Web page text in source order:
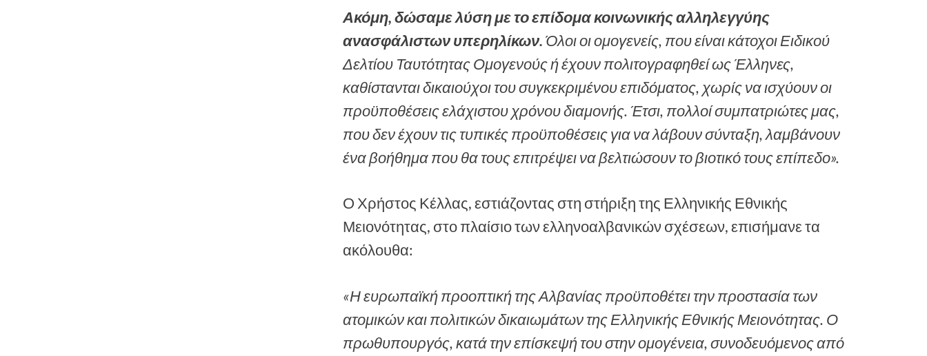
Ακόμη, δώσαμε λύση με το επίδομα κοινωνικής αλληλεγγύης
ανασφάλιστων υπερηλίκων.Όλοι οι ομογενείς, που είναι κάτοχοι Ειδικού
Δελτίου Ταυτότητας Ομογενούς ή έχουν πολιτογραφηθεί ως Έλληνες,
καθίστανται δικαιούχοι του συγκεκριμένου επιδόματος, χωρίς να ισχύουν οι
προϋποθέσεις ελάχιστου χρόνου διαμονής. Έτσι, πολλοί συμπατριώτες μας,
που δεν έχουν τις τυπικές προϋποθέσεις για να λάβουν σύνταξη, λαμβάνουν
ένα βοήθημα που θα τους επιτρέψει να βελτιώσουν το βιοτικό τους επίπεδο».
Ο Χρήστος Κέλλας, εστιάζοντας στη στήριξη της Ελληνικής Εθνικής
Μειονότητας, στο πλαίσιο των ελληνοαλβανικών σχέσεων, επισήμανε τα
ακόλουθα:
«Η ευρωπαϊκή προοπτική της Αλβανίας προϋποθέτει την προστασία των
ατομικών και πολιτικών δικαιωμάτων της Ελληνικής Εθνικής Μειονότητας. Ο
πρωθυπουργός, κατά την επίσκεψή του στην ομογένεια, συνοδευόμενος από